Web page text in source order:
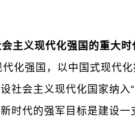
主义现代化强国的重大时
化强国，以中国式现代
社会主义现代化国家纳
时代的强军目标是建设